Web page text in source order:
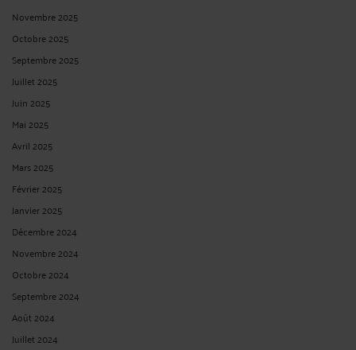
Novembre 2025
Octobre 2025
Septembre 2025
Juillet 2025
Juin 2025
Mai 2025
Avril 2025
Mars 2025
Février 2025
Janvier 2025
Décembre 2024
Novembre 2024
Octobre 2024
Septembre 2024
Août 2024
Juillet 2024